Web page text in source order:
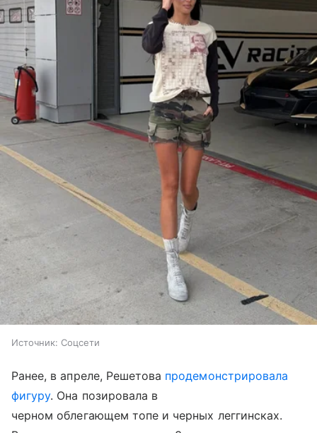
Источник: Соцсети
Ранее, в апреле, Решетова продемонстрировала
фигуру. Она позировала в
черном облегающем топе и черных леггинсках.